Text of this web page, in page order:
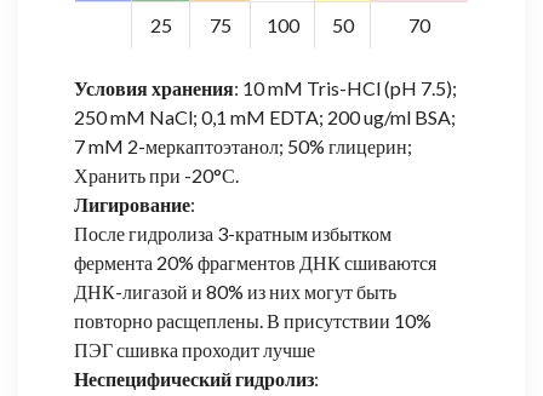
25 75 100 50 70
Условия хранения: 10 mM Tris-HCl (pH 7.5);
250 mM NaCl; 0,1 mM EDTA; 200 ug/ml BSA;
7 mM 2-меркаптоэтанол; 50% глицерин;
Хранить при -20°С.
Лигирование:
После гидролиза 3-кратным избытком
фермента 20% фрагментов ДНК сшиваются
ДНК-лигазой и 80% из них могут быть
повторно расщеплены. В присутствии 10%
ПЭГ сшивка проходит лучше
Неспецифический гидролиз: